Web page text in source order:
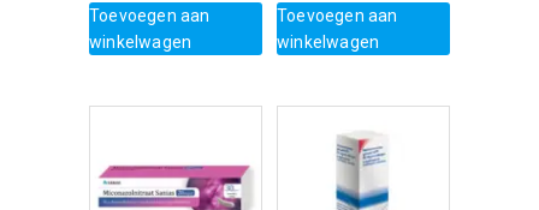
Toevoegen aan
winkelwagen
Toevoegen aan
winkelwagen